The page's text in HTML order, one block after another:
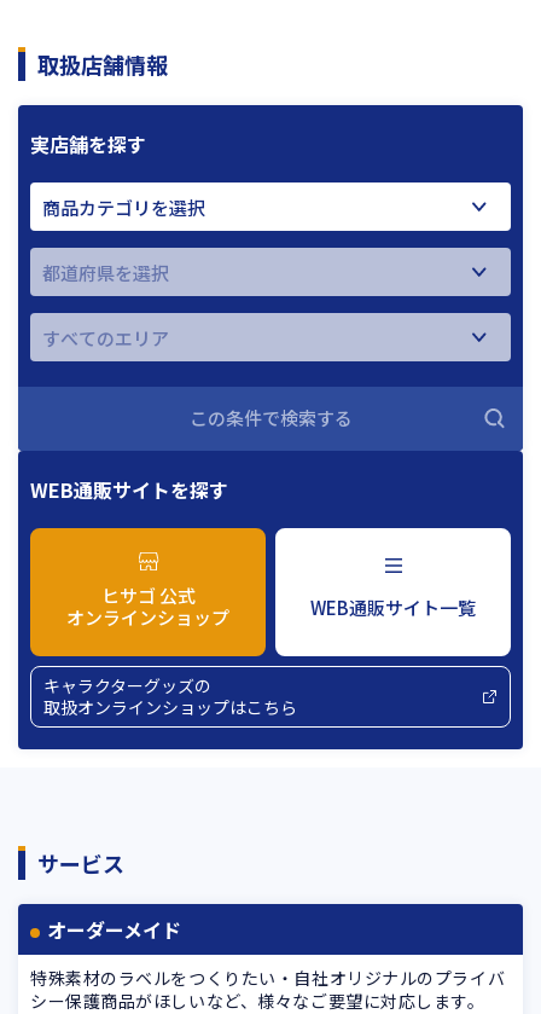
取扱店舗情報
実店舗を探す
WEB通販サイトを探す
ヒサゴ 公式
オンラインショップ
WEB通販サイト一覧
キャラクターグッズの
取扱オンラインショップはこちら
サービス
オーダーメイド
特殊素材のラベルをつくりたい・自社オリジナルのプライバ
シー保護商品がほしいなど、様々なご要望に対応します。